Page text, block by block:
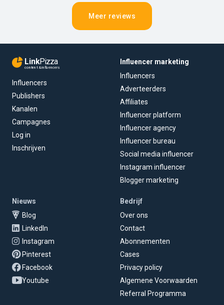
Meer reviews
LinkPizza
content & influencers
Influencers
Publishers
Kanalen
Campagnes
Log in
Inschrijven
Influencer marketing
Influencers
Adverteerders
Affiliates
Influencer platform
Influencer agency
Influencer bureau
Social media influencer
Instagram influencer
Blogger marketing
Nieuws
Blog
LinkedIn
Instagram
Pinterest
Facebook
Youtube
Bedrijf
Over ons
Contact
Abonnementen
Cases
Privacy policy
Algemene Voorwaarden
Referral Programma